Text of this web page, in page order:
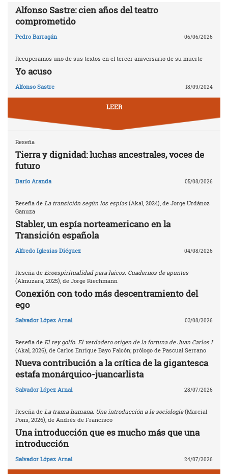
Alfonso Sastre: cien años del teatro
comprometido
Pedro Barragán 06/06/2026
Recuperamos uno de sus textos en el tercer aniversario de su muerte
Yo acuso
Alfonso Sastre 18/09/2024
LEER
Reseña
Tierra y dignidad: luchas ancestrales, voces de
futuro
Darío Aranda 05/08/2026
Reseña de La transición según los espías (Akal, 2024), de Jorge Urdánoz
Ganuza
Stabler, un espía norteamericano en la
Transición española
Alfredo Iglesias Diéguez 04/08/2026
Reseña de Ecoespiritualidad para laicos. Cuadernos de apuntes
(Almuzara, 2025), de Jorge Riechmann
Conexión con todo más descentramiento del
ego
Salvador López Arnal 03/08/2026
Reseña de El rey golfo. El verdadero origen de la fortuna de Juan Carlos I
(Akal, 2026), de Carlos Enrique Bayo Falcón; prólogo de Pascual Serrano
Nueva contribución a la crítica de la gigantesca
estafa monárquico-juancarlista
Salvador López Arnal 28/07/2026
Reseña de La trama humana. Una introducción a la sociología(Marcial
Pons, 2026), de Andrés de Francisco
Una introducción que es mucho más que una
introducción
Salvador López Arnal 24/07/2026